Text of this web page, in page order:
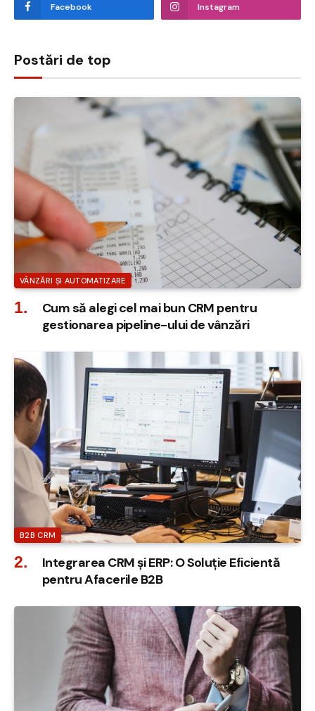
Facebook Instagram
Postări de top
VÂNZĂRI ȘI AUTOMATIZARE
Cum să alegi cel mai bun CRM pentru
gestionarea pipeline-ului de vânzări
B2B CRM
Integrarea CRM și ERP: O Soluție Eficientă
pentru Afacerile B2B